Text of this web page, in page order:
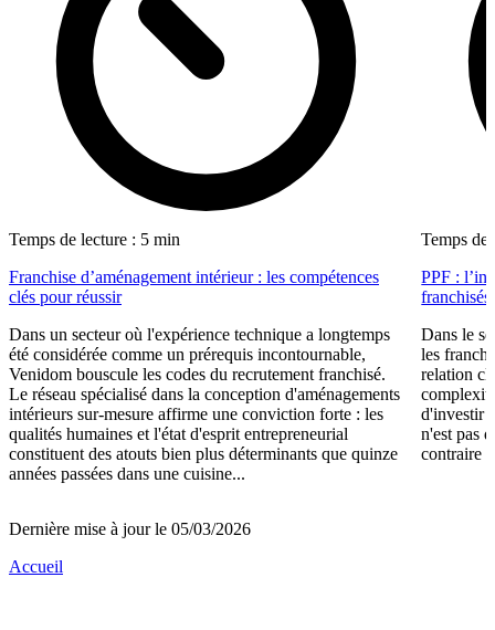
Temps de lecture : 5 min
Franchise d’aménagement intérieur : les compétences
clés pour réussir
Dans un secteur où l'expérience technique a longtemps
été considérée comme un prérequis incontournable,
Venidom bouscule les codes du recrutement franchisé.
Le réseau spécialisé dans la conception d'aménagements
intérieurs sur-mesure affirme une conviction forte : les
qualités humaines et l'état d'esprit entrepreneurial
constituent des atouts bien plus déterminants que quinze
années passées dans une cuisine...
Temps de
PPF :
franchisés
Dans le
les
relation
d'investir
n'est pas
contraire
Dernière mise à jour le 05/03/2026
Accueil